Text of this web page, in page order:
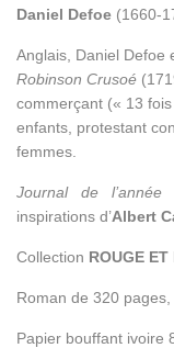
Daniel Defoe (1660-
Anglais, Daniel Defoe
Robinson Crusoé
commerçant (« 13
enfants, protestant
femmes.
Journal de
inspirations d’Albert
Collection ROUGE ET
Roman de 320
Papier bouffant ivoire